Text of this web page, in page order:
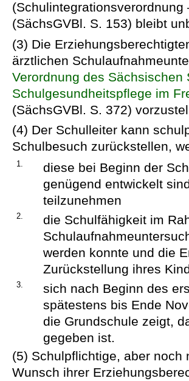
(SächsGVBl. S. 153) bleibt
(3) Die
ärztlichen
Verordnung des
Schulgesundheitspflege im
(SächsGVBl. S. 372)
(4) Der Schulleiter kann
Schulbesuch zurückstellen,
1.
diese bei Beginn der
genügend entwickelt
teilzunehmen
2.
die Schulfähigkeit im
werden konnte und die
Zurückstellung ihres
3.
sich nach Beginn des
spätestens bis Ende
die Grundschule zeigt,
gegeben ist.
(5) Schulpflichtige, aber noch
Wunsch ihrer